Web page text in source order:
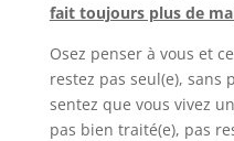
fait toujours plus de
Osez penser à vous et
restez pas seul(e), sans
sentez que vous vivez
pas bien traité(e), pas